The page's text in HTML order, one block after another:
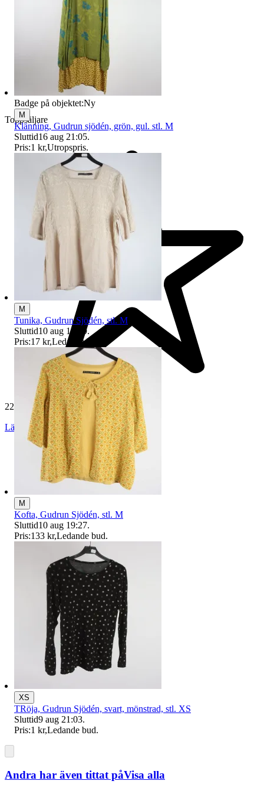
Toppsäljare
229 538 omdömen
Läs omdömen Följ
Badge på objektet:Ny
M
Klänning, Gudrun sjödén, grön, gul. stl. M
Sluttid16 aug 21:05.
Pris:1 kr,Utropspris.
M
Tunika, Gudrun Sjödén, stl. M
Sluttid10 aug 18:29.
Pris:17 kr,Ledande bud
M
Kofta, Gudrun Sjödén, stl. M
Sluttid10 aug 19:27.
Pris:133 kr,Ledande bud.
XS
TRöja, Gudrun Sjödén, svart, mönstrad, stl. XS
Sluttid9 aug 21:03.
Pris:1 kr,Ledande bud.
Andra har även tittat påVisa alla